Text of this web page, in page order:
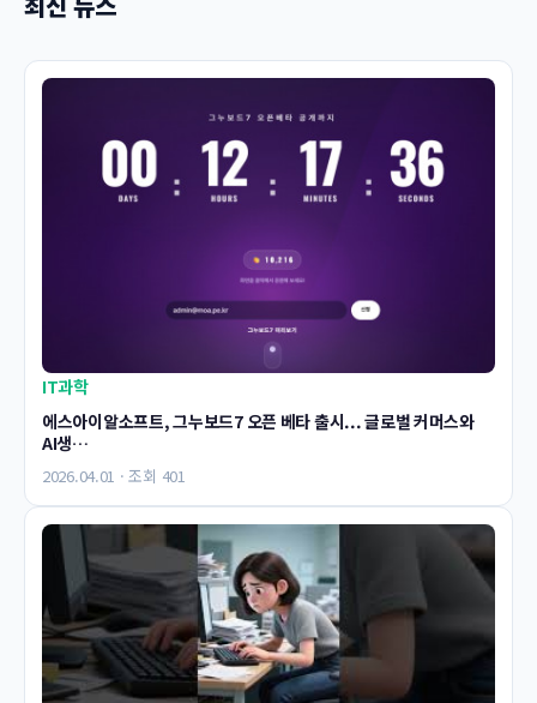
IT과학
에스아이알소프트, 그누보드7 오픈 베타 출시... 글로벌 커머스와
AI생…
2026.04.01 · 조회 401